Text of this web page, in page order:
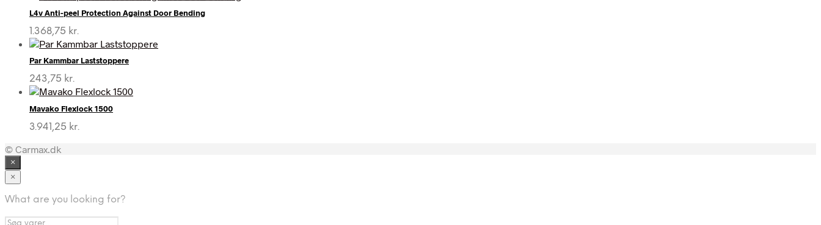
var:
er:
L4v Anti-peel Protection Against Door Bending
1.368,75 kr.
Par Kammbar Laststoppere
243,75 kr.
Mavako Flexlock 1500
3.941,25 kr.
© Carmax.dk
×
×
What are you looking for?